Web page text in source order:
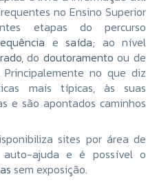
no Ensino Superior
etapas do percurso
e saída; ao nível
, do doutoramento ou de
Principalemente no que diz
mais típicas, às suas
e são apontados caminhos
sites por área de
ajuda e é possível o
sem exposição.